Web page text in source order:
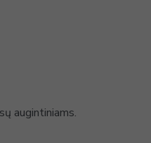
augintiniams.